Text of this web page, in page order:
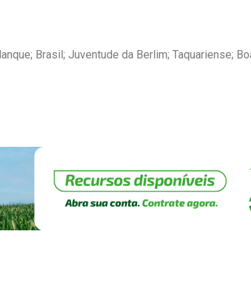
Brasil; Juventude da Berlim; Taquariense;